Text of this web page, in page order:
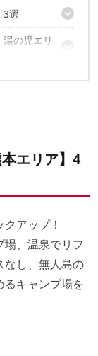
3選
の児エリ
リア】4選
エリア】4
アップ！
、温泉でリフ
なし、無人島の
るキャンプ場を